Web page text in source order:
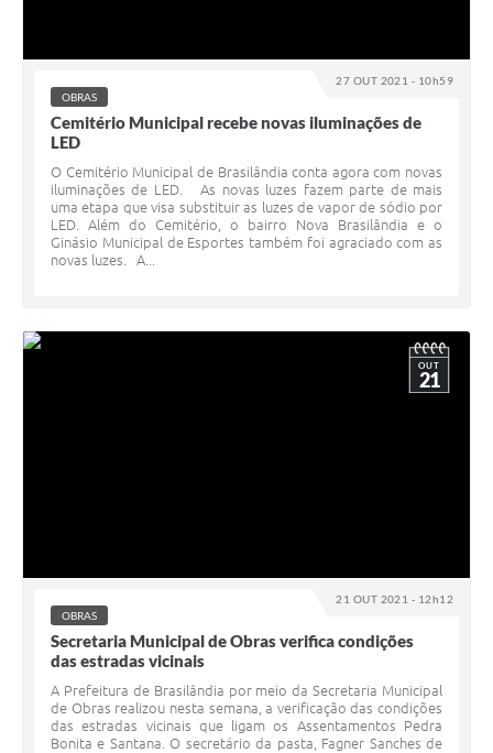
27 OUT 2021 - 10h59
OBRAS
Cemitério Municipal recebe novas iluminações de
LED
O Cemitério Municipal de Brasilândia conta agora com novas
iluminações de LED. As novas luzes fazem parte de mais
uma etapa que visa substituir as luzes de vapor de sódio por
LED. Além do Cemitério, o bairro Nova Brasilândia e o
Ginásio Municipal de Esportes também foi agraciado com as
novas luzes. A...
21 OUT 2021 - 12h12
OUT
21
OBRAS
Secretaria Municipal de Obras verifica condições
das estradas vicinais
A Prefeitura de Brasilândia por meio da Secretaria Municipal
de Obras realizou nesta semana, a verificação das condições
das estradas vicinais que ligam os Assentamentos Pedra
Bonita e Santana. O secretário da pasta, Fagner Sanches de